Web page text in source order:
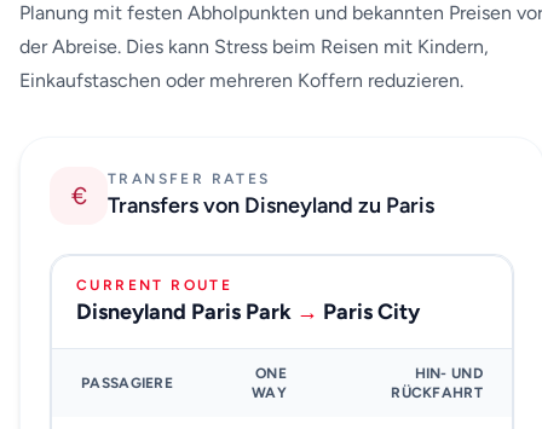
Planung mit festen Abholpunkten und bekannten Preisen vor
der Abreise. Dies kann Stress beim Reisen mit Kindern,
Einkaufstaschen oder mehreren Koffern reduzieren.
€
TRANSFER RATES
Transfers von Disneyland zu Paris
CURRENT ROUTE
Disneyland Paris Park → Paris City
PASSAGIERE
ONE
WAY
HIN- UND
RÜCKFAHRT